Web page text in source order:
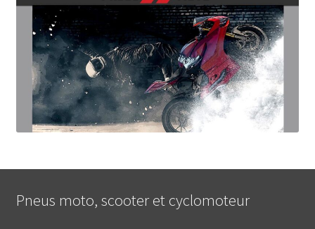
Pneus moto, scooter et cyclomoteur